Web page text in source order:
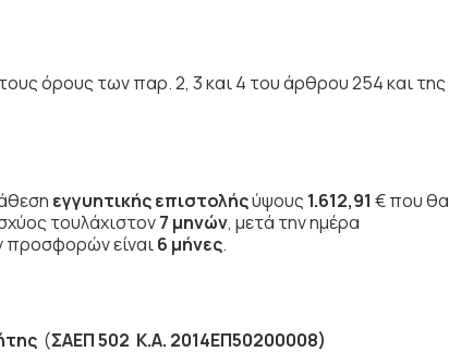
όρους των παρ. 2, 3 και 4 του άρθρου 254 και της
εγγυητικής επιστολήςύψους 1.612,91 € που θα
τουλάχιστον7 μηνών, μετά την ημέρα
προσφορών είναι6 μήνες.
(ΣΑΕΠ 502 Κ.Α. 2014ΕΠ50200008)